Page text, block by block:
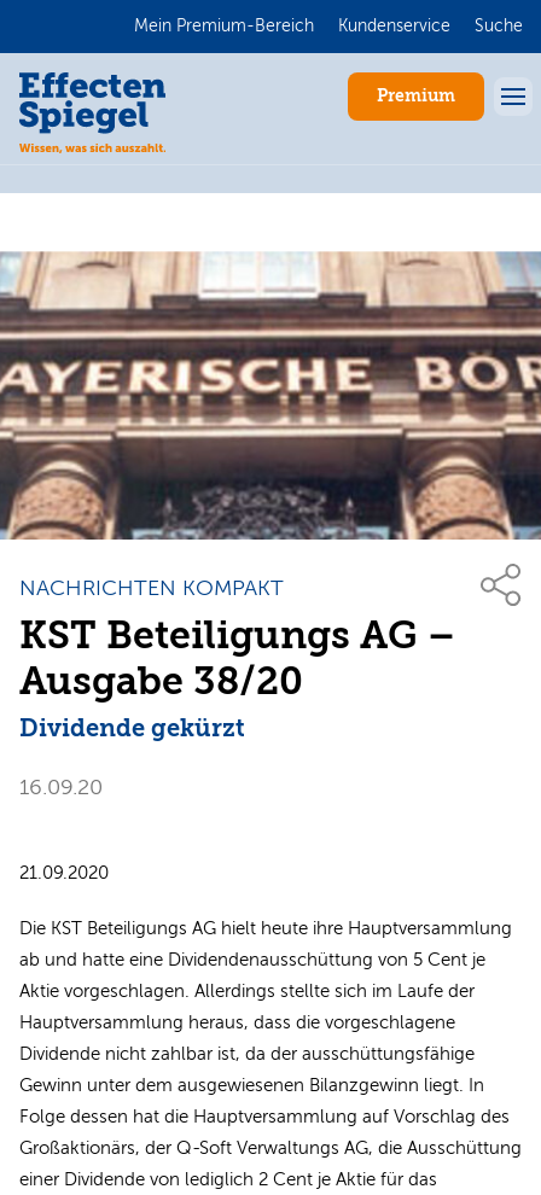
Mein Premium-Bereich Kundenservice Suche
Premium
NACHRICHTEN KOMPAKT
KST Beteiligungs AG –
Ausgabe 38/20
Dividende gekürzt
16.09.20
21.09.2020
Die KST Beteiligungs AG hielt heute ihre Hauptversammlung
ab und hatte eine Dividendenausschüttung von 5 Cent je
Aktie vorgeschlagen. Allerdings stellte sich im Laufe der
Hauptversammlung heraus, dass die vorgeschlagene
Dividende nicht zahlbar ist, da der ausschüttungsfähige
Gewinn unter dem ausgewiesenen Bilanzgewinn liegt. In
Folge dessen hat die Hauptversammlung auf Vorschlag des
Großaktionärs, der Q-Soft Verwaltungs AG, die Ausschüttung
einer Dividende von lediglich 2 Cent je Aktie für das
Anmelden